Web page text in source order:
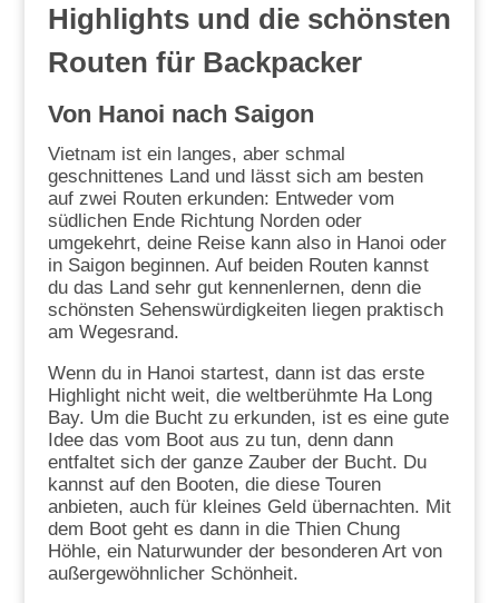
Highlights und die schönsten
Routen für Backpacker
Von Hanoi nach Saigon
Vietnam ist ein langes, aber schmal
geschnittenes Land und lässt sich am besten
auf zwei Routen erkunden: Entweder vom
südlichen Ende Richtung Norden oder
umgekehrt, deine Reise kann also in Hanoi oder
in Saigon beginnen. Auf beiden Routen kannst
du das Land sehr gut kennenlernen, denn die
schönsten Sehenswürdigkeiten liegen praktisch
am Wegesrand.
Wenn du in Hanoi startest, dann ist das erste
Highlight nicht weit, die weltberühmte Ha Long
Bay. Um die Bucht zu erkunden, ist es eine gute
Idee das vom Boot aus zu tun, denn dann
entfaltet sich der ganze Zauber der Bucht. Du
kannst auf den Booten, die diese Touren
anbieten, auch für kleines Geld übernachten. Mit
dem Boot geht es dann in die Thien Chung
Höhle, ein Naturwunder der besonderen Art von
außergewöhnlicher Schönheit.